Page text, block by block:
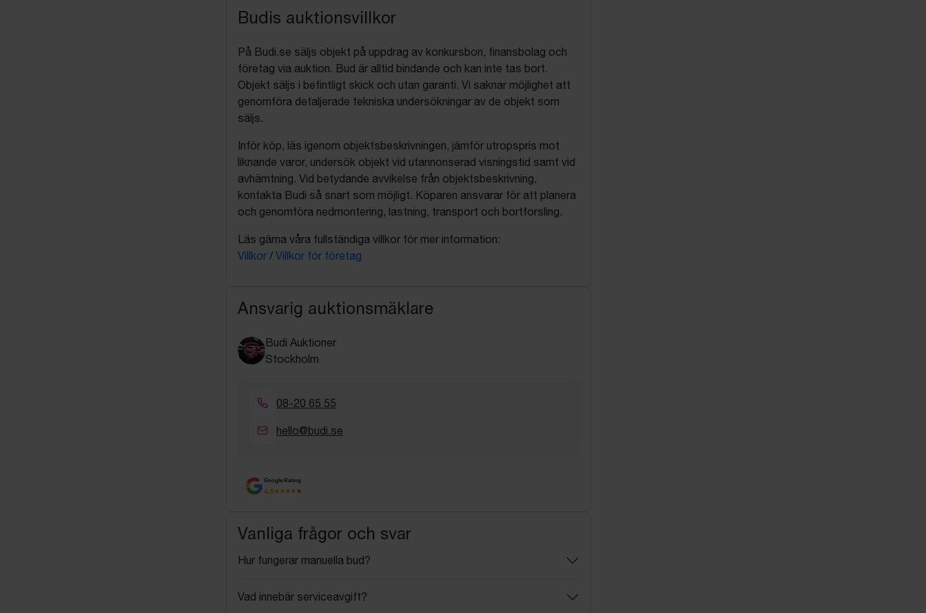
Budis auktionsvillkor
På Budi.se säljs objekt på uppdrag av konkursbon, finansbolag och
företag via auktion. Bud är alltid bindande och kan inte tas bort.
Objekt säljs i befintligt skick och utan garanti. Vi saknar möjlighet att
genomföra detaljerade tekniska undersökningar av de objekt som
säljs.
Inför köp, läs igenom objektsbeskrivningen, jämför utropspris mot
liknande varor, undersök objekt vid utannonserad visningstid samt vid
avhämtning. Vid betydande avvikelse från objektsbeskrivning,
kontakta Budi så snart som möjligt. Köparen ansvarar för att planera
och genomföra nedmontering, lastning, transport och bortforsling.
Läs gärna våra fullständiga villkor för mer information:
Villkor / Villkor för företag
Ansvarig auktionsmäklare
Budi Auktioner
Stockholm
08-20 65 55
hello@budi.se
Google Rating
4.5
Vanliga frågor och svar
Hur fungerar manuella bud?
Vad innebär serviceavgift?